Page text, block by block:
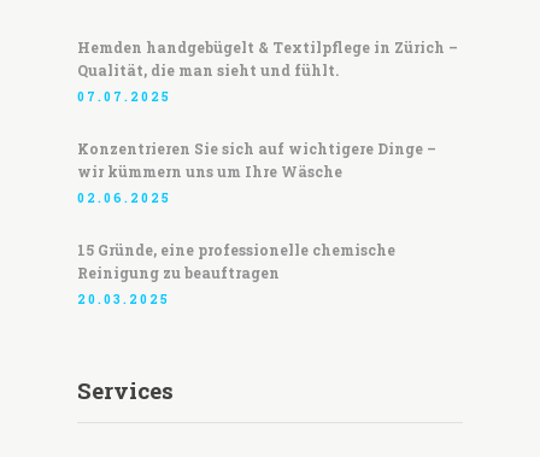
Hemden handgebügelt & Textilpflege in Zürich –
Qualität, die man sieht und fühlt.
07.07.2025
Konzentrieren Sie sich auf wichtigere Dinge –
wir kümmern uns um Ihre Wäsche
02.06.2025
15 Gründe, eine professionelle chemische
Reinigung zu beauftragen
20.03.2025
Services